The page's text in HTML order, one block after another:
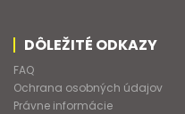
DÔLEŽITÉ ODKAZY
FAQ
Ochrana osobných údajov
Právne informácie